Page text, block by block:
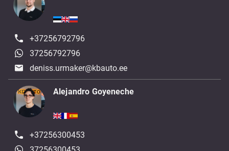
+37256792796
37256792796
deniss.urmaker@kbauto.ee
Alejandro Goyeneche
+37256300453